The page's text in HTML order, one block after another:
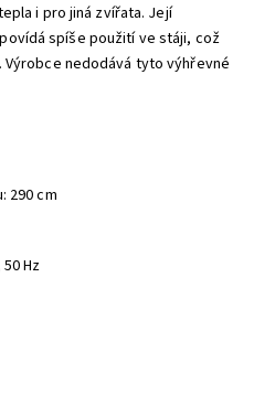
i pro jiná zvířata. Její
spíše použití ve stáji, což
Výrobce nedodává tyto výhřevné
290 cm
Hz